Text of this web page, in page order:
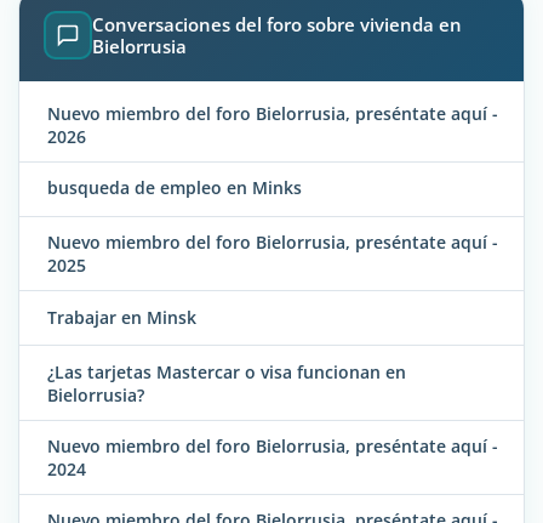
Conversaciones del foro sobre vivienda en
Bielorrusia
Nuevo miembro del foro Bielorrusia, preséntate aquí -
2026
busqueda de empleo en Minks
Nuevo miembro del foro Bielorrusia, preséntate aquí -
2025
Trabajar en Minsk
¿Las tarjetas Mastercar o visa funcionan en
Bielorrusia?
Nuevo miembro del foro Bielorrusia, preséntate aquí -
2024